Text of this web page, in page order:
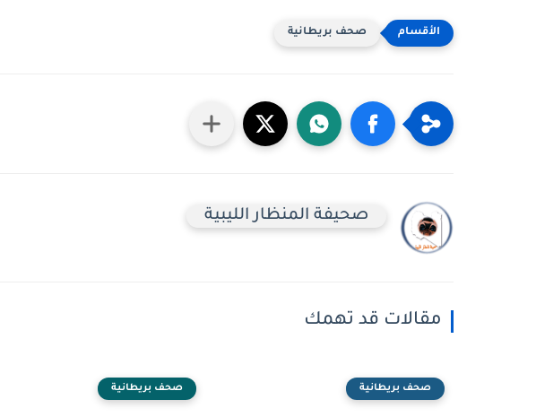
صحف بريطانية
صحيفة المنظار الليبية
مقالات قد تهمك
صحف بريطانية صحف بريطانية